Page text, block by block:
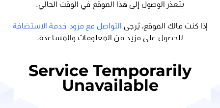
يتعذر الوصول إلى هذا الموقع في الوقت الحالي.
إذا كنت مالك الموقع، يُرجى
التواصل مع مزود خدمة الاستضافة
للحصول على مزيد من المعلومات والمساعدة.
Service Temporarily
Unavailable